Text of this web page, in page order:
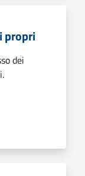
propri
dei